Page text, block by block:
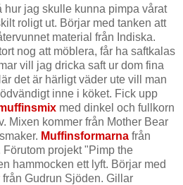
hur jag skulle kunna pimpa vårat
roligt ut. Börjar med tanken att
material från Indiska.
nog att möblera, får ha saftkalas
vill jag dricka saft ur dom fina
det är härligt väder ute vill man
inne i köket. Fick upp
med dinkel och fullkorn
Mixen kommer från Mother Bear
Muffinsformarna från
projekt "Pimp the
hammocken ett lyft. Börjar med
från Gudrun Sjöden. Gillar